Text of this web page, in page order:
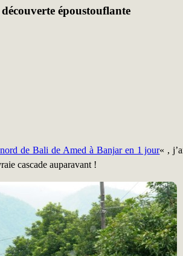
époustouflante
de Bali de Amed à Banjar en 1 jour« ,
cascade auparavant !